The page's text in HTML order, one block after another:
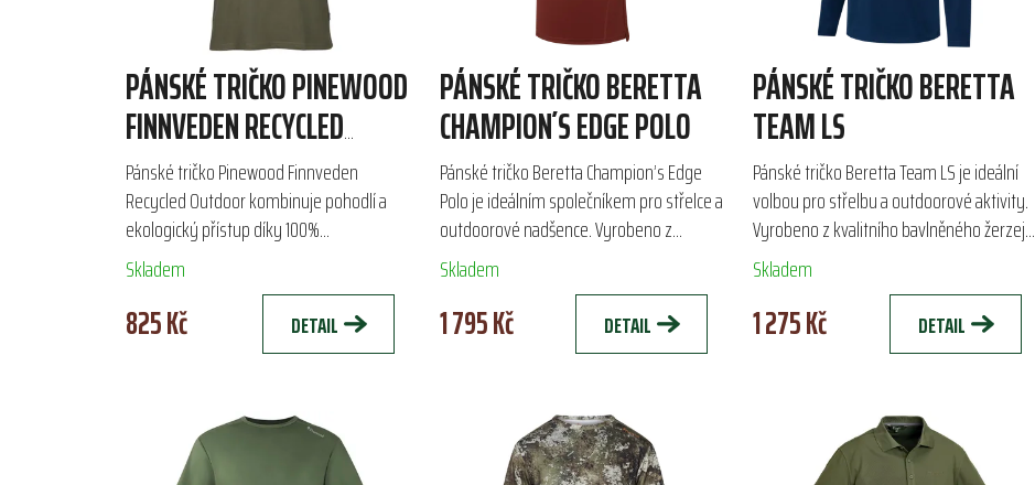
PÁNSKÉ TRIČKO PINEWOOD
FINNVEDEN RECYCLED
OUTDOOR
Pánské tričko Pinewood Finnveden
Recycled Outdoor kombinuje pohodlí a
ekologický přístup díky 100%
recyklovanému materiálu, skládajícímu se
z bavlny a polyesteru. S véčkovým...
Skladem
825 Kč DETAIL
PÁNSKÉ TRIČKO BERETTA
CHAMPION´S EDGE POLO
Pánské tričko Beretta Champion’s Edge
Polo je ideálním společníkem pro střelce a
outdoorové nadšence. Vyrobeno z
technické dvojité pleteniny polyesteru a
polyamidu, zajišťuje...
Skladem
1 795 Kč DETAIL
PÁNSKÉ TRIČKO BERETTA
TEAM LS
Pánské tričko Beretta Team LS je ideální
volbou pro střelbu a outdoorové aktivity.
Vyrobeno z kvalitního bavlněného žerzeje
o gramáži 180 g, zajišťuje pohodlný regular
fit a...
Skladem
1 275 Kč DETAIL